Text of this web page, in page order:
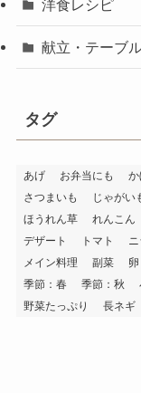
洋食レシピ
献立・テーブ
タグ
あげ お弁当にも か
さつまいも
じゃがい
ほうれん草
れんこん
デザート
トマト
メイン料理
副菜 卵
季節：春
季節：秋
野菜たっぷり
長ネギ